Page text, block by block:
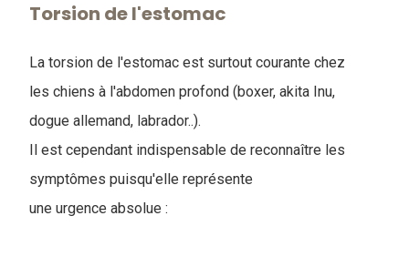
Torsion de l'estomac
La torsion de l'estomac est surtout courante chez
les chiens à l'abdomen profond (boxer, akita Inu,
dogue allemand, labrador..).
Il est cependant indispensable de reconnaître les
symptômes puisqu'elle représente
une urgence absolue :